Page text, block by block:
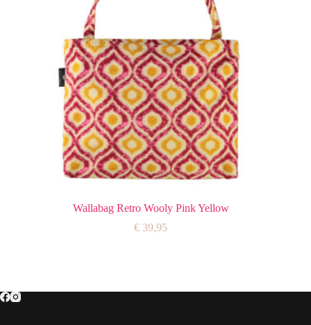
Wallabag Retro Wooly Pink Yellow
€ 39,95